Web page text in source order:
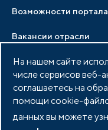
Возможности портала
Вакансии отрасли
Медиатека
Услуги ассоциации
Документы АИП
Партнеры ассоциации
Фото и видео
Членство в АИП
На нашем сайте
числе сервисов веб-
соглашаетесь на
помощи cookie-
данных вы можете